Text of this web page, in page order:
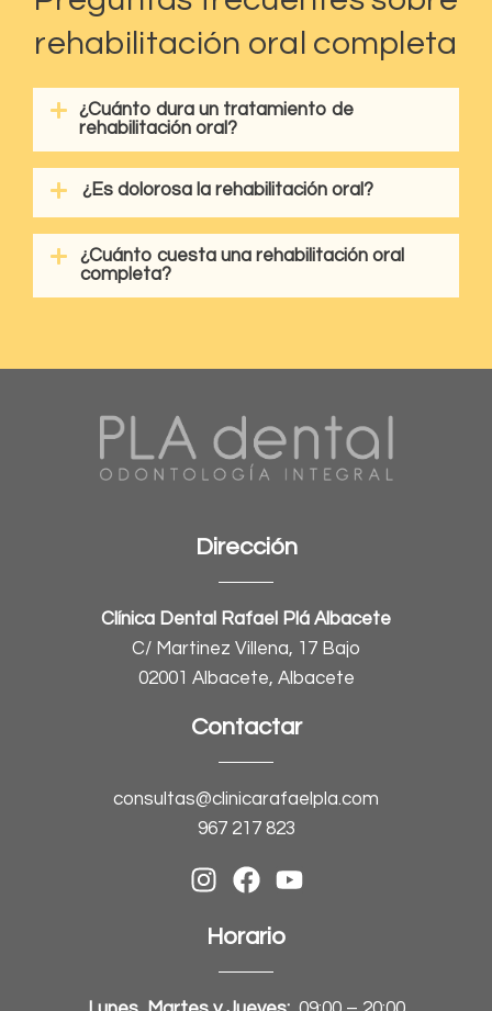
rehabilitación oral completa
¿Cuánto dura un tratamiento de
rehabilitación oral?
¿Es dolorosa la rehabilitación oral?
¿Cuánto cuesta una rehabilitación oral
completa?
Dirección
Clínica Dental Rafael Plá Albacete
C/ Martinez Villena, 17 Bajo
02001 Albacete, Albacete
Contactar
consultas@clinicarafaelpla.com
967 217 823
Horario